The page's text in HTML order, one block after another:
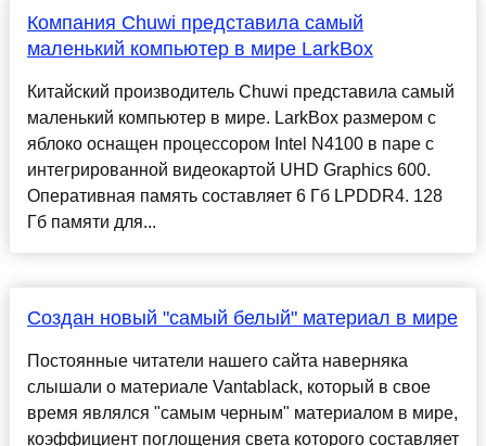
Компания Chuwi представила самый
маленький компьютер в мире LarkBox
Китайский производитель Chuwi представила самый
маленький компьютер в мире. LarkBox размером с
яблоко оснащен процессором Intel N4100 в паре с
интегрированной видеокартой UHD Graphics 600.
Оперативная память составляет 6 Гб LPDDR4. 128
Гб памяти для...
Создан новый "самый белый" материал в мире
Постоянные читатели нашего сайта наверняка
слышали о материале Vantablack, который в свое
время являлся "самым черным" материалом в мире,
коэффициент поглощения света которого составляет